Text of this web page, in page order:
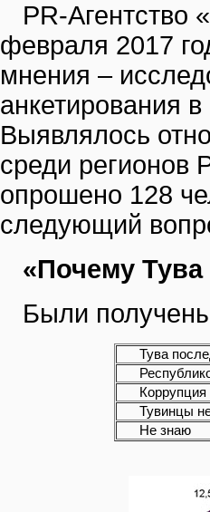
PR-
февраля 2017
мнения –
анкетирования
Выявлялось
среди регионов
опрошено 128
следующий
«Почему
Были
Тува
Тувинцы
Не знаю